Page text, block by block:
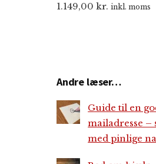
1.149,00 kr. inkl. moms
Andre læser…
Guide til en
mailadresse –
med pinlige